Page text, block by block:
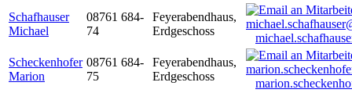
Schafhauser
Michael
08761 684-
74
Feyerabendhaus,
Erdgeschoss
Scheckenhofer
Marion
08761 684-
75
Feyerabendhaus,
Erdgeschoss